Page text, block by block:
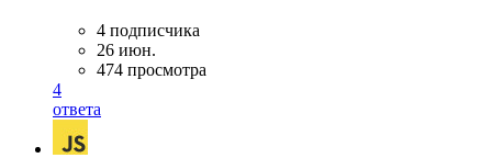
4 подписчика
26 июн.
474 просмотра
4
ответа